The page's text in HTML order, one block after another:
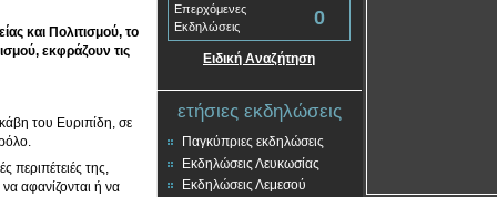
και Πολιτισμού, το
εκφράζουν τις
του Ευριπίδη, σε
περιπέτειές της,
αφανίζονται ή να
Επερχόμενες
Εκδηλώσεις
0
Ειδική Αναζήτηση
ετήσιες εκδηλώσεις
Παγκύπριες εκδηλώσεις
Εκδηλώσεις Λευκωσίας
Εκδηλώσεις Λεμεσού